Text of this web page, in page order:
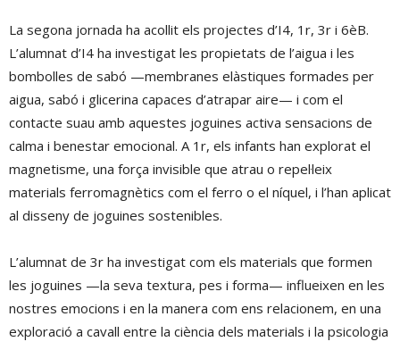
La segona jornada ha acollit els projectes d’I4, 1r, 3r i 6èB.
L’alumnat d’I4 ha investigat les propietats de l’aigua i les
bombolles de sabó —membranes elàstiques formades per
aigua, sabó i glicerina capaces d’atrapar aire— i com el
contacte suau amb aquestes joguines activa sensacions de
calma i benestar emocional. A 1r, els infants han explorat el
magnetisme, una força invisible que atrau o repel·leix
materials ferromagnètics com el ferro o el níquel, i l’han aplicat
al disseny de joguines sostenibles.
L’alumnat de 3r ha investigat com els materials que formen
les joguines —la seva textura, pes i forma— influeixen en les
nostres emocions i en la manera com ens relacionem, en una
exploració a cavall entre la ciència dels materials i la psicologia